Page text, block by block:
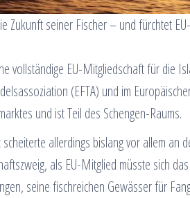
Zukunft seiner Fischer – und fürchtet
vollständige EU-Mitgliedschaft für die
(EFTA) und im
und ist Teil des Schengen-Raums.
scheiterte allerdings bislang vor allem an
als EU-Mitglied müsste sich
seine fischreichen Gewässer für